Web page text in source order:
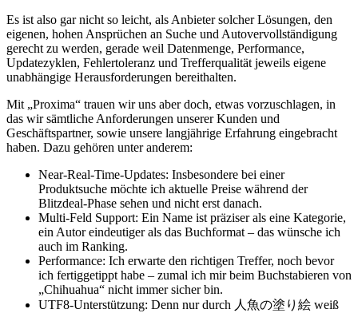
Es ist also gar nicht so leicht, als Anbieter solcher Lösungen, den
eigenen, hohen Ansprüchen an Suche und Autovervollständigung
gerecht zu werden, gerade weil Datenmenge, Performance,
Updatezyklen, Fehlertoleranz und Trefferqualität jeweils eigene
unabhängige Herausforderungen bereithalten.
Mit „Proxima“ trauen wir uns aber doch, etwas vorzuschlagen, in
das wir sämtliche Anforderungen unserer Kunden und
Geschäftspartner, sowie unsere langjährige Erfahrung eingebracht
haben. Dazu gehören unter anderem:
Near-Real-Time-Updates: Insbesondere bei einer
Produktsuche möchte ich aktuelle Preise während der
Blitzdeal-Phase sehen und nicht erst danach.
Multi-Feld Support: Ein Name ist präziser als eine Kategorie,
ein Autor eindeutiger als das Buchformat – das wünsche ich
auch im Ranking.
Performance: Ich erwarte den richtigen Treffer, noch bevor
ich fertiggetippt habe – zumal ich mir beim Buchstabieren von
„Chihuahua“ nicht immer sicher bin.
UTF8-Unterstützung: Denn nur durch 人魚の塗り絵 weiß